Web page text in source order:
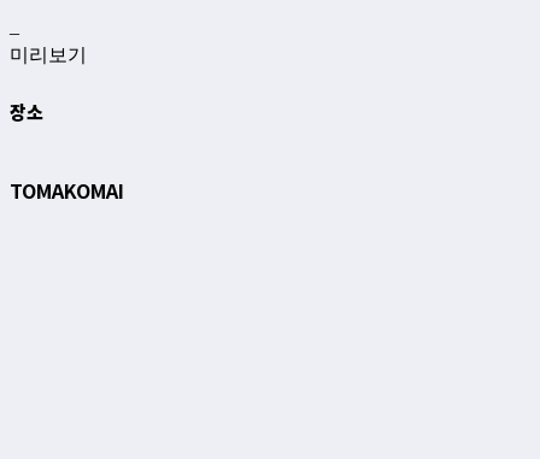
–
미리보기
장소
TOMAKOMAI